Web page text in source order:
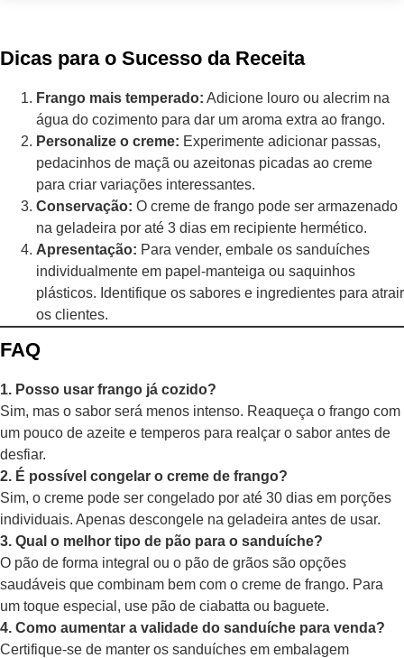
Dicas para o Sucesso da Receita
Frango mais temperado: Adicione louro ou alecrim na
água do cozimento para dar um aroma extra ao frango.
Personalize o creme: Experimente adicionar passas,
pedacinhos de maçã ou azeitonas picadas ao creme
para criar variações interessantes.
Conservação: O creme de frango pode ser armazenado
na geladeira por até 3 dias em recipiente hermético.
Apresentação: Para vender, embale os sanduíches
individualmente em papel-manteiga ou saquinhos
plásticos. Identifique os sabores e ingredientes para atrair
os clientes.
FAQ
1. Posso usar frango já cozido?
Sim, mas o sabor será menos intenso. Reaqueça o frango com
um pouco de azeite e temperos para realçar o sabor antes de
desfiar.
2. É possível congelar o creme de frango?
Sim, o creme pode ser congelado por até 30 dias em porções
individuais. Apenas descongele na geladeira antes de usar.
3. Qual o melhor tipo de pão para o sanduíche?
O pão de forma integral ou o pão de grãos são opções
saudáveis que combinam bem com o creme de frango. Para
um toque especial, use pão de ciabatta ou baguete.
4. Como aumentar a validade do sanduíche para venda?
Certifique-se de manter os sanduíches em embalagem